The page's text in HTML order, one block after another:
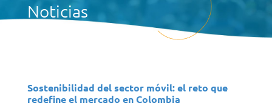
Noticias
Sostenibilidad del sector móvil: el reto que
redefine el mercado en Colombia